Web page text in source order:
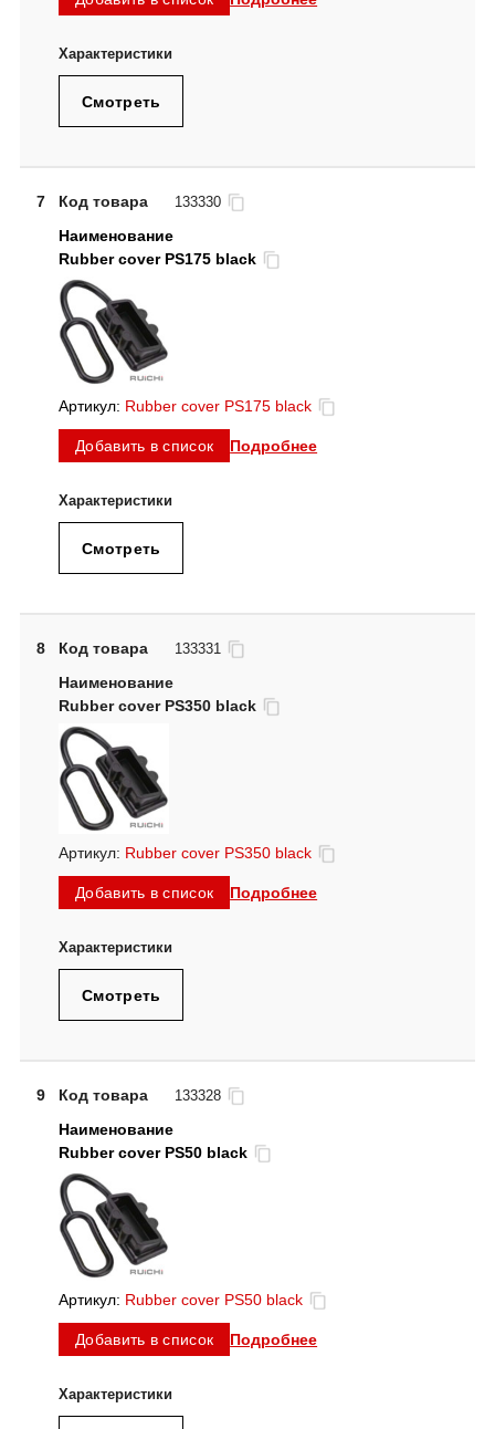
Смотреть
7 Код товара 133330
Rubber cover PS175 black
Артикул: Rubber cover PS175 black
Добавить в список Подробнее
Смотреть
8 Код товара 133331
Rubber cover PS350 black
Артикул: Rubber cover PS350 black
Добавить в список Подробнее
Смотреть
9 Код товара 133328
Rubber cover PS50 black
Артикул: Rubber cover PS50 black
Добавить в список Подробнее